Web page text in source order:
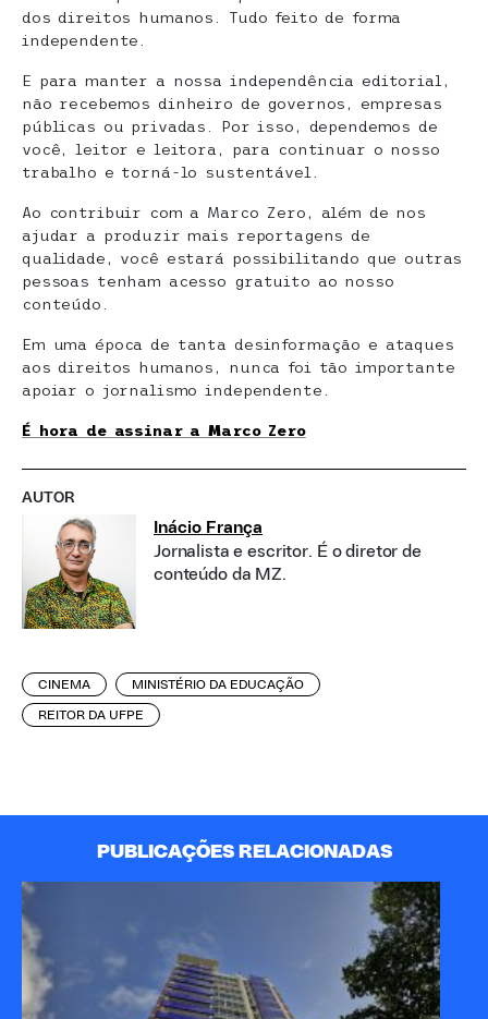
dos direitos humanos. Tudo feito de forma
independente.
E para manter a nossa independência editorial,
não recebemos dinheiro de governos, empresas
públicas ou privadas. Por isso, dependemos de
você, leitor e leitora, para continuar o nosso
trabalho e torná-lo sustentável.
Ao contribuir com a Marco Zero, além de nos
ajudar a produzir mais reportagens de
qualidade, você estará possibilitando que outras
pessoas tenham acesso gratuito ao nosso
conteúdo.
Em uma época de tanta desinformação e ataques
aos direitos humanos, nunca foi tão importante
apoiar o jornalismo independente.
É hora de assinar a Marco Zero
AUTOR
Inácio França
Jornalista e escritor. É o diretor de
conteúdo da MZ.
CINEMA MINISTÉRIO DA EDUCAÇÃO
REITOR DA UFPE
PUBLICAÇÕES RELACIONADAS